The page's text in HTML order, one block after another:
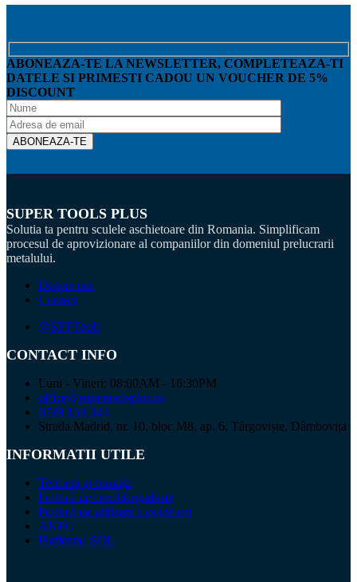
ABONEAZA-TE LA NEWSLETTER, COMPLETEAZA-TI
DATELE SI PRIMESTI CADOU UN VOUCHER DE 5%
DISCOUNT
SUPER TOOLS PLUS
Solutia ta pentru sculele aschietoare din Romania. Simplificam
procesul de aprovizionare al companiilor din domeniul prelucrarii
metalului.
Despre noi
Contact
@STPTools
CONTACT INFO
Luni - Vineri: 08:00AM - 16:30PM
office@supertoolsplus.ro
0729 150 343
Strada Madrid, nr. 10, bloc M8, ap. 6, Târgoviște, Dâmbovița
INFORMATII UTILE
Termeni și condiții
Politică de confidențialitate
Politică de utilizare Cookie-uri
ANPC
Platforma SOL